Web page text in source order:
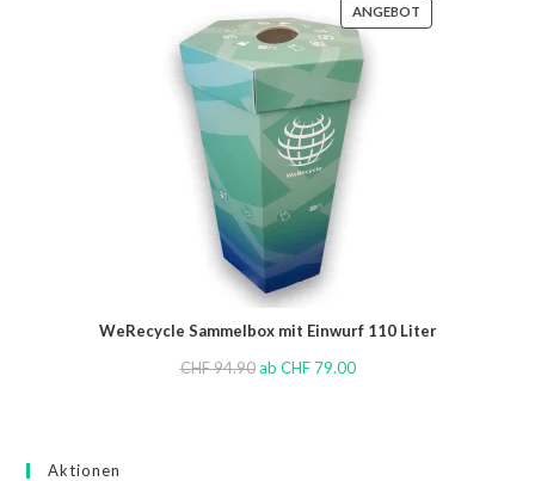
ANGEBOT
WeRecycle Sammelbox mit Einwurf 110 Liter
CHF94.90 ab CHF79.00
Aktionen